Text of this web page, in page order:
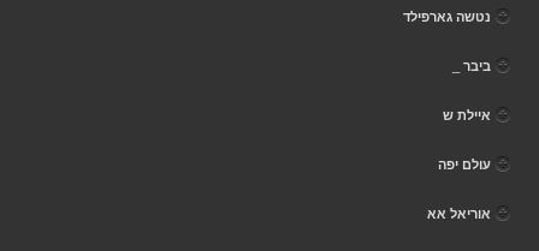
נטשה גארפילד
ביבר _
איילת ש
עולם יפה
אוריאל אא